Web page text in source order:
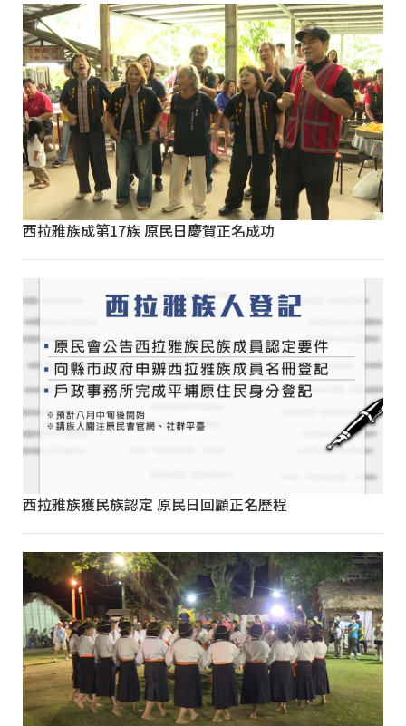
西拉雅族成第17族 原民日慶賀正名成功
西拉雅族獲民族認定 原民日回顧正名歷程